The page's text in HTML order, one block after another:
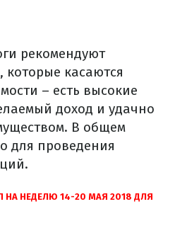
рекомендуют
которые касаются
– есть высокие
доход и удачно
В общем
для проведения
НА НЕДЕЛЮ 14-20 МАЯ 2018 ДЛЯ